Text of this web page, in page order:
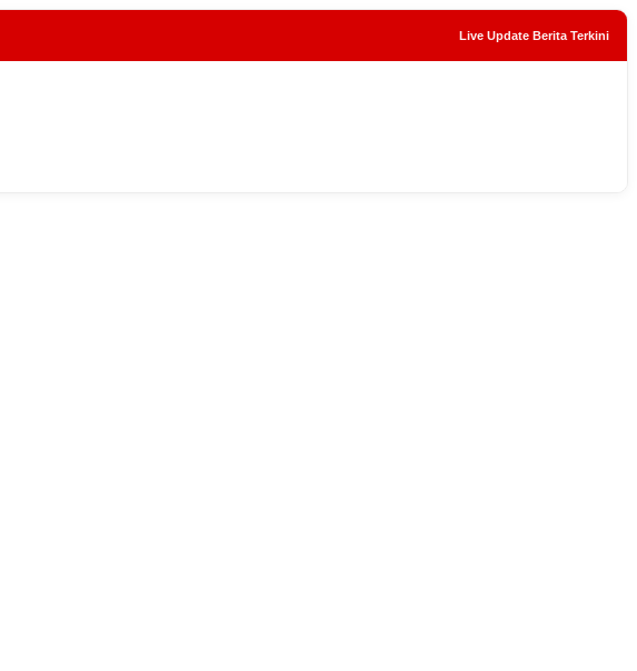
Live Update Berita Terkini